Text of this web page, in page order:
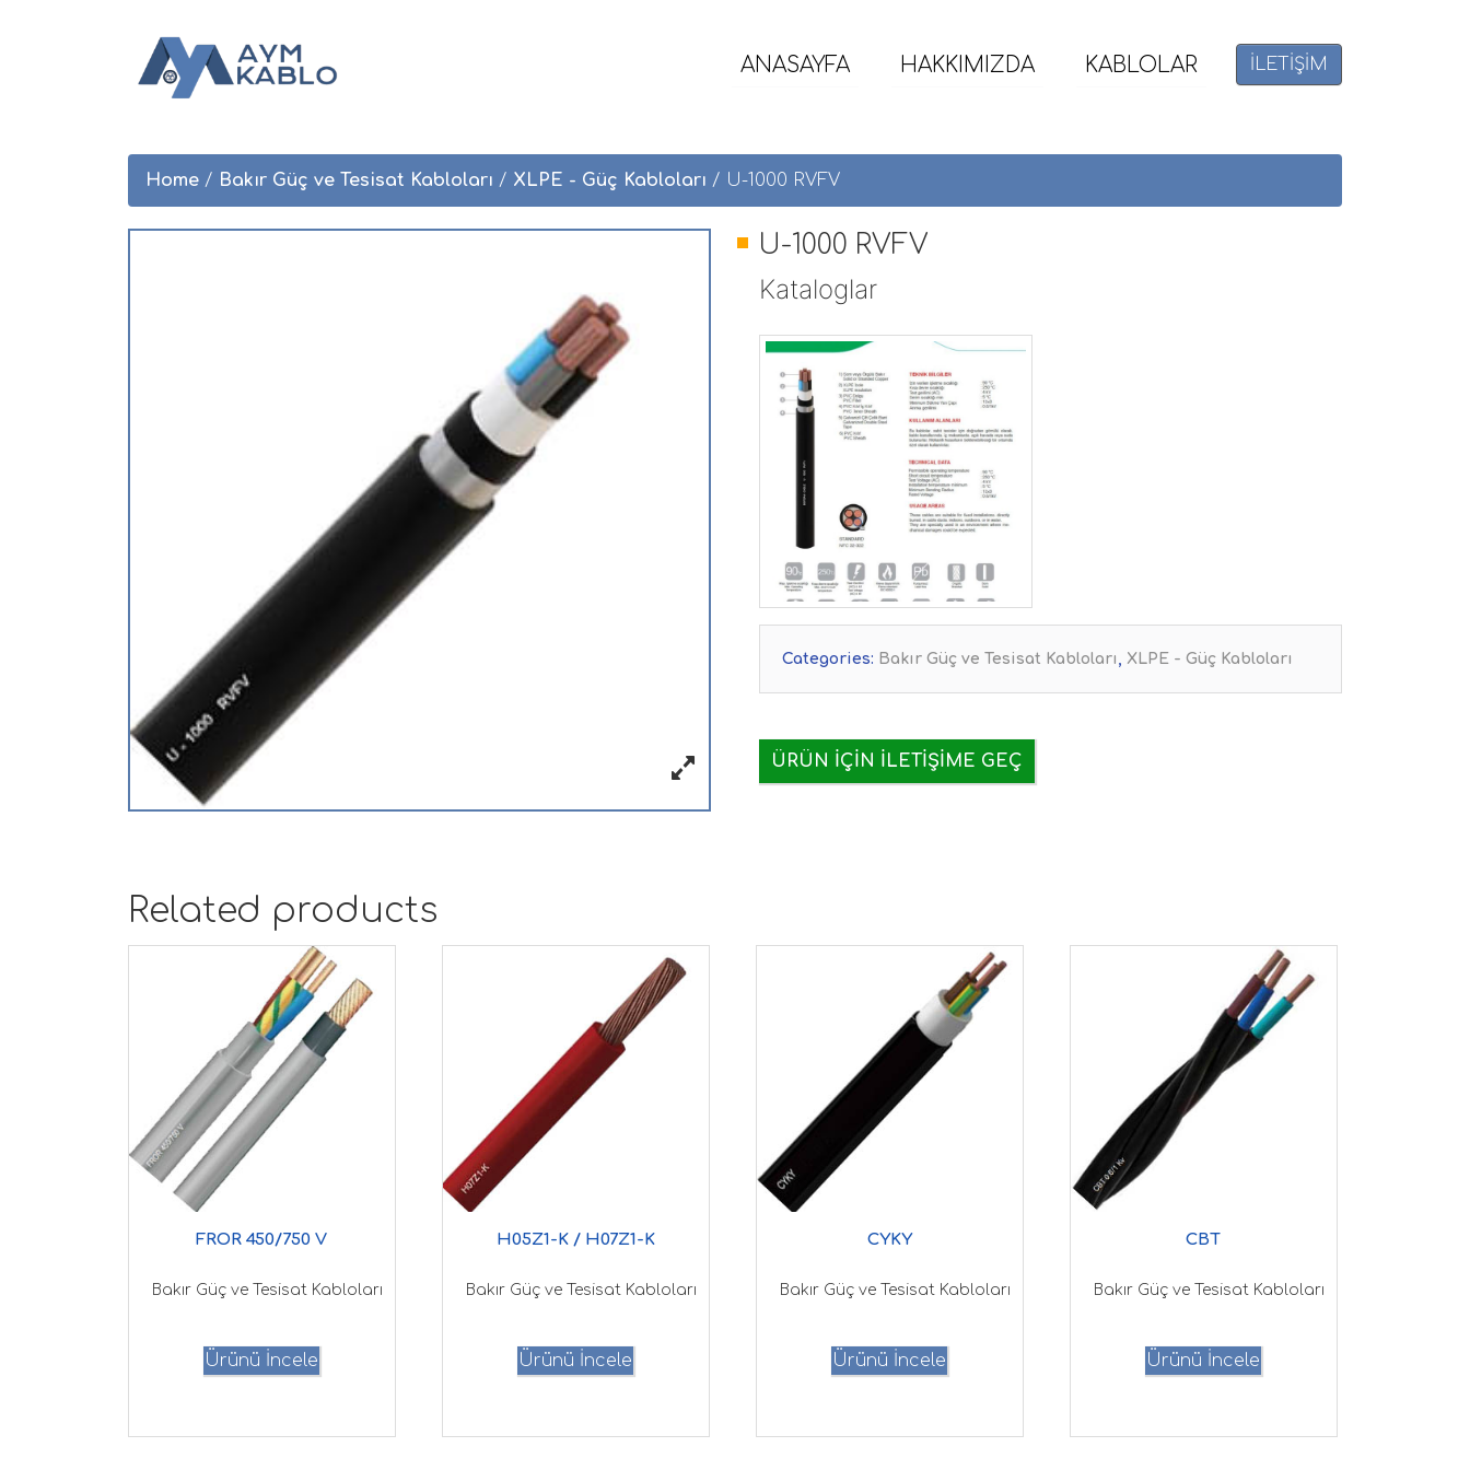
ANASAYFA HAKKIMIZDA KABLOLAR İLETİŞİM
Home / Bakır Güç ve Tesisat Kabloları / XLPE - Güç Kabloları / U-1000 RVFV
U-1000 RVFV
Kataloglar
Categories: Bakır Güç ve Tesisat Kabloları , XLPE - Güç Kabloları
ÜRÜN IÇIN İLETIŞIME GEÇ
Related products
FROR 450/750 V
Bakır Güç ve Tesisat Kabloları
Ürünü İncele
H05Z1-K / H07Z1-K
Bakır Güç ve Tesisat Kabloları
Ürünü İncele
CYKY
Bakır Güç ve Tesisat Kabloları
Ürünü İncele
CBT
Bakır Güç ve Tesisat Kabloları
Ürünü İncele